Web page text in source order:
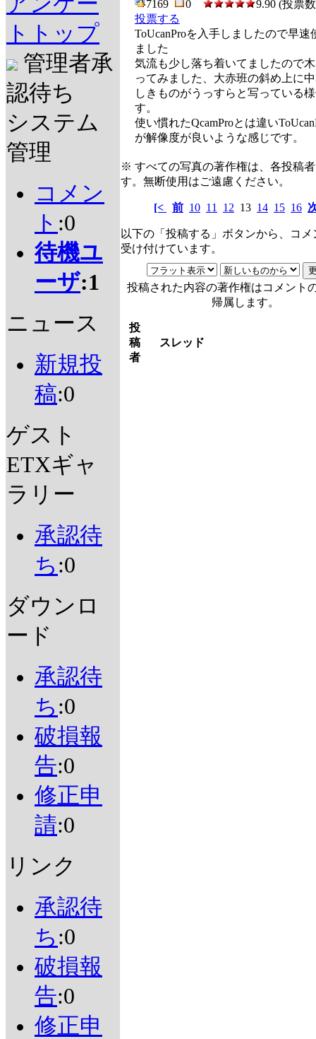
トトップ
管理者承
認待ち
システム
管理
コメン
ト :0
待機ユ
ーザ:1
ニュース
新規投
稿:0
ゲスト
ETXギャ
ラリー
承認待
ち :0
ダウンロ
ード
承認待
ち :0
破損報
告:0
修正申
請:0
リンク
承認待
ち :0
破損報
告:0
修正申
7169
0
9.90 (投票
投票する
ToUcanProを入手しましたので早速
ました
気流も少し落ち着いてましたので
ってみました、大赤班の斜め上に
しきものがうっすらと写っている
す。
使い慣れたQcamProとは違い
が解像度が良いような感じです。
※ すべての写真の著作権は、各投稿
す。無断使用はご遠慮ください。
[< 前 10 11 12 13 14 15 16
以下の「投稿する」ボタンから、コ
受け付けています。
投稿された内容の著作権はコメント
帰属します。
投
稿
者
スレッド